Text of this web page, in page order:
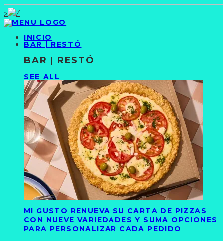
>
INICIO
BAR | RESTÓ
BAR | RESTÓ
SEE ALL
MI GUSTO RENUEVA SU CARTA DE PIZZAS
CON NUEVE VARIEDADES Y SUMA OPCIONES
PARA PERSONALIZAR CADA PEDIDO